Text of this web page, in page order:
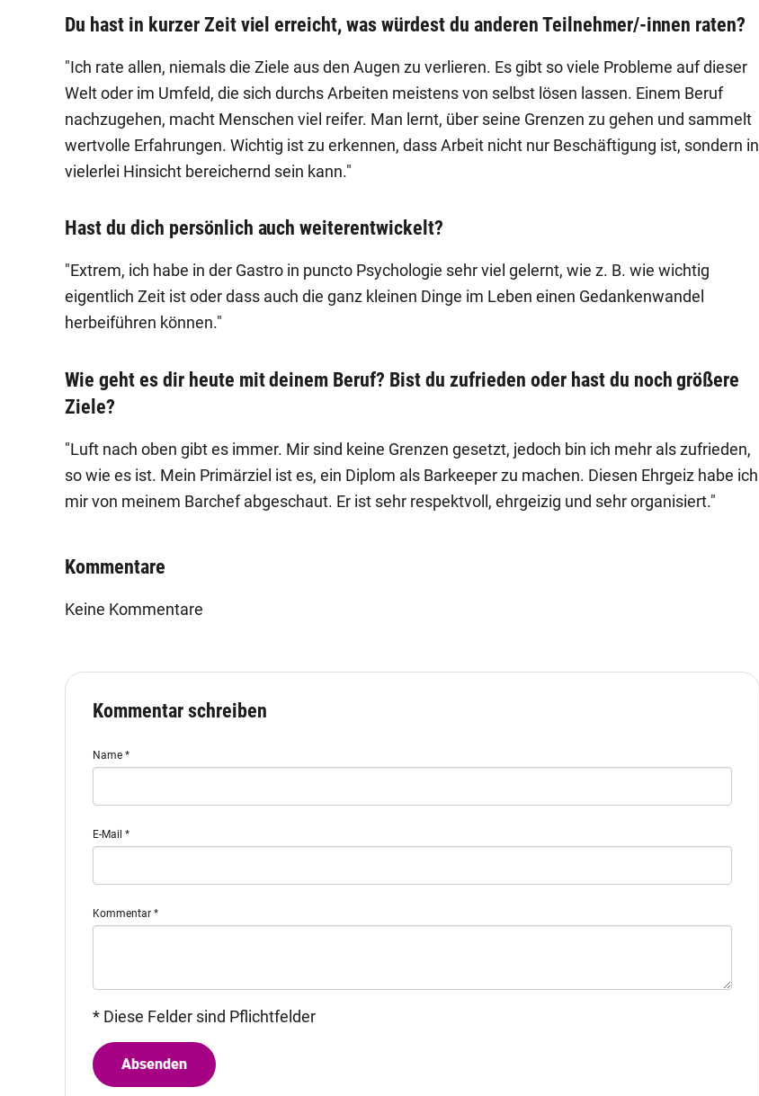
Du hast in kurzer Zeit viel erreicht, was würdest du anderen Teilnehmer/-innen raten?
"Ich rate allen, niemals die Ziele aus den Augen zu verlieren. Es gibt so viele Probleme auf dieser
Welt oder im Umfeld, die sich durchs Arbeiten meistens von selbst lösen lassen. Einem Beruf
nachzugehen, macht Menschen viel reifer. Man lernt, über seine Grenzen zu gehen und sammelt
wertvolle Erfahrungen. Wichtig ist zu erkennen, dass Arbeit nicht nur Beschäftigung ist, sondern in
vielerlei Hinsicht bereichernd sein kann."
Hast du dich persönlich auch weiterentwickelt?
"Extrem, ich habe in der Gastro in puncto Psychologie sehr viel gelernt, wie z. B. wie wichtig
eigentlich Zeit ist oder dass auch die ganz kleinen Dinge im Leben einen Gedankenwandel
herbeiführen können."
Wie geht es dir heute mit deinem Beruf? Bist du zufrieden oder hast du noch größere
Ziele?
"Luft nach oben gibt es immer. Mir sind keine Grenzen gesetzt, jedoch bin ich mehr als zufrieden,
so wie es ist. Mein Primärziel ist es, ein Diplom als Barkeeper zu machen. Diesen Ehrgeiz habe ich
mir von meinem Barchef abgeschaut. Er ist sehr respektvoll, ehrgeizig und sehr organisiert."
Kommentare
Keine Kommentare
Kommentar schreiben
Name *
E-Mail *
Kommentar *
* Diese Felder sind Pflichtfelder
Absenden